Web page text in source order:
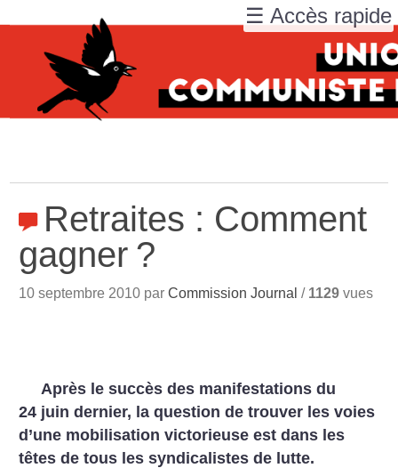
Retraites : Comment
gagner ?
10 septembre 2010 parCommission Journal / 1129 vues
Après le succès des manifestations du
24 juin dernier, la question de trouver les voies
d’une mobilisation victorieuse est dans les
têtes de tous les syndicalistes de lutte.
☰ Accès rapide